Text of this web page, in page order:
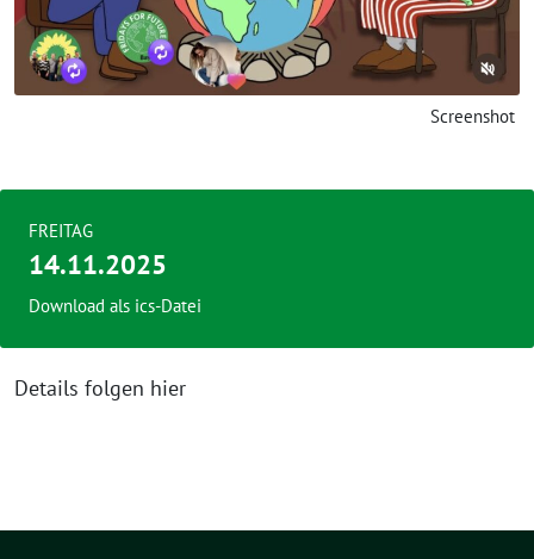
Screenshot
Details folgen hier
FREITAG
14.11.2025
Download als ics-Datei